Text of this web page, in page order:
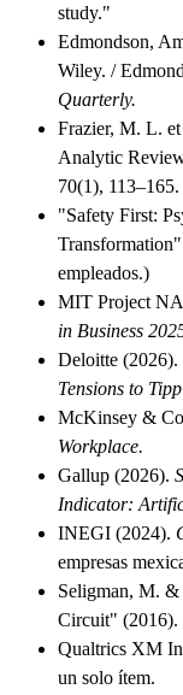
study."
Edmondson,
Wiley. /
Quarterly.
Frazier, M. L.
Analytic
70(1), 113–165.
"Safety First:
empleados.)
MIT Project
in Business
Deloitte (2026).
Tensions to
McKinsey &
Workplace.
Gallup (2026).
Indicator:
INEGI (2024).
empresas
Seligman, M.
Circuit" (2016).
Qualtrics XM
un solo ítem.